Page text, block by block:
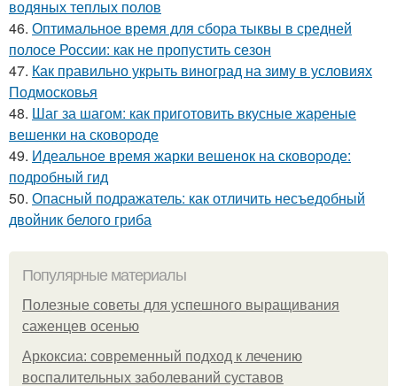
водяных теплых полов
46. Оптимальное время для сбора тыквы в средней
полосе России: как не пропустить сезон
47. Как правильно укрыть виноград на зиму в условиях
Подмосковья
48. Шаг за шагом: как приготовить вкусные жареные
вешенки на сковороде
49. Идеальное время жарки вешенок на сковороде:
подробный гид
50. Опасный подражатель: как отличить несъедобный
двойник белого гриба
Популярные материалы
Полезные советы для успешного выращивания
саженцев осенью
Аркоксиа: современный подход к лечению
воспалительных заболеваний суставов